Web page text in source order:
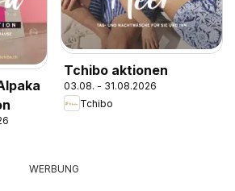
Tchibo aktionen
03.08. - 31.08.2026
Tchibo
WERBUNG